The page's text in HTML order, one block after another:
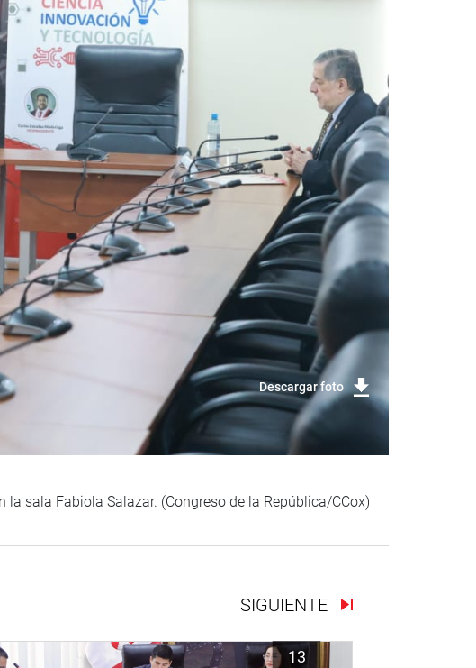
Descargar foto
sala Fabiola Salazar. (Congreso de la República/CCox)
SIGUIENTE
13